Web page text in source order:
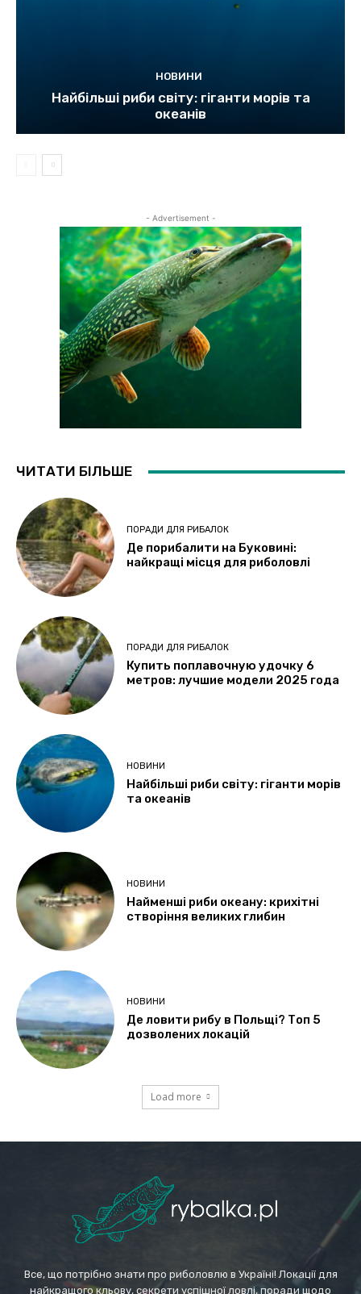
НОВИНИ
Найбільші риби світу: гіганти морів та
океанів
- Advertisement -
ЧИТАТИ БІЛЬШЕ
ПОРАДИ ДЛЯ РИБАЛОК
Де порибалити на Буковині:
найкращі місця для риболовлі
ПОРАДИ ДЛЯ РИБАЛОК
Купить поплавочную удочку 6
метров: лучшие модели 2025 года
НОВИНИ
Найбільші риби світу: гіганти морів
та океанів
НОВИНИ
Найменші риби океану: крихітні
створіння великих глибин
НОВИНИ
Де ловити рибу в Польщі? Топ 5
дозволених локацій
Load more
Все, що потрібно знати про риболовлю в Україні! Локації для
найкращого кльову, секрети успішної ловлі, поради щодо